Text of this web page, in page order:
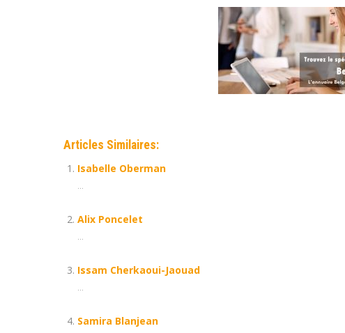
Articles Similaires:
Isabelle Oberman
...
Alix Poncelet
...
Issam Cherkaoui-Jaouad
...
Samira Blanjean